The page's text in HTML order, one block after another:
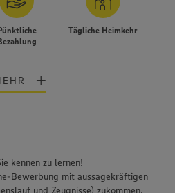
Tägliche Heimkehr
kennen zu lernen!
Bewerbung mit aussagekräftigen
und Zeugnisse) zukommen.